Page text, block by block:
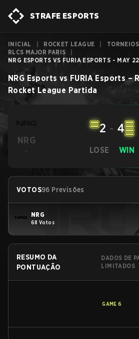
STRAFE ESPORTS
INICIAL ROCKET LEAGUE TORNEIOS
RLCS MAJOR PARIS
NRG ESPORTS VS FURIA ESPORTS - MAY
NRG Esports vs FURIA Esports–
Rocket League Partida
NRG
- LOSE
2 - 4
WIN
VOTOS96 Previsões
NRG
68 Votos
RESUMO DA
PONTUAÇÃO
DADOS DE
LIMITADOS
GAME 6